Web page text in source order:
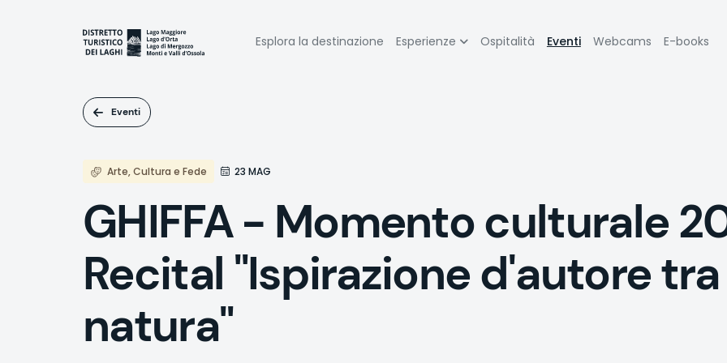
Navigazione
Esplora la destinazione Esperienze Ospitalità Eventi Webcams E-books
Eventi
Arte, Cultura e Fede 23 MAG
GHIFFA - Momento culturale
Recital "Ispirazione d'autore
natura"